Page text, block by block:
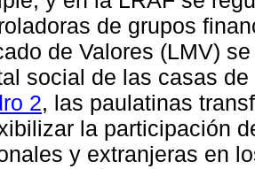
de grupos
de Valores (LMV)
social de las casas
2, las paulatinas
la participación
y extranjeras en